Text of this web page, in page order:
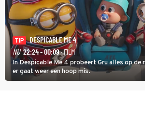
TIP
DESPICABLE ME 4
NU 22:24 - 00:09· FILM
In Despicable Me 4 probeert Gru alles op de
er gaat weer een hoop mis.